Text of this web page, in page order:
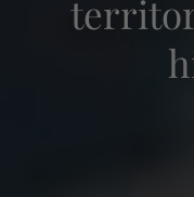
Entrada —